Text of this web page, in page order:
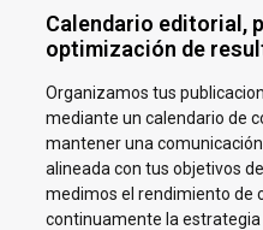
Calendario editorial,
optimización de
Organizamos tus
mediante un calendario de
mantener una
alineada con tus objetivos
medimos el rendimiento de
continuamente la